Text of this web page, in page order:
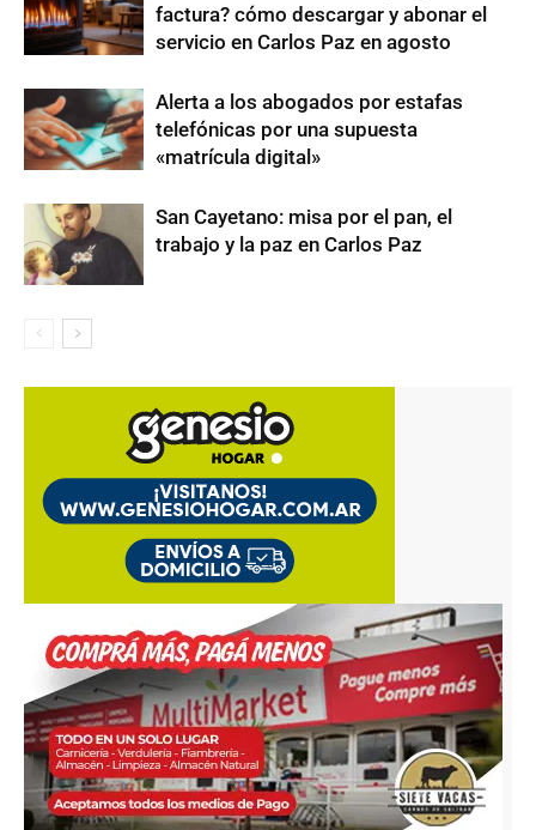
factura? cómo descargar y abonar el
servicio en Carlos Paz en agosto
Alerta a los abogados por estafas
telefónicas por una supuesta
«matrícula digital»
San Cayetano: misa por el pan, el
trabajo y la paz en Carlos Paz